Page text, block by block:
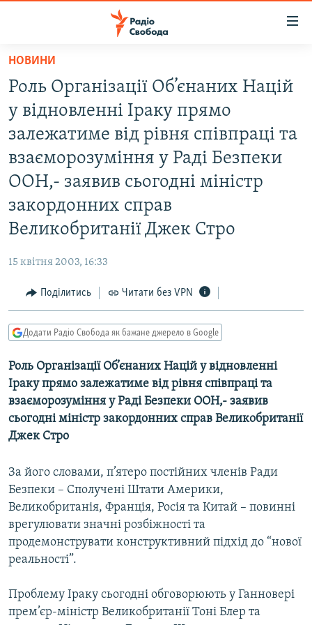
Перейти
основного
матеріалу
Перейти
до
основної
навігації
до
пошуку
ВСЕ ЗА ДОБУ
ЕКОНОМІКА
СУСПІЛЬСТВО
КУЛЬТУРА
СВІТ
РОСІЙСЬКА «ФІЛЬТРАЦІЯ»
ДОНБАС.РЕАЛІЇ
КРИМ.РЕАЛІЇ
КИТАЙ.ВИКЛИКИ
МУЛЬТИМЕДІА
СПЕЦПРОЄКТИ
ПОДКАСТИ
КРИМ РЕАЛІЇ
УКР
КТАТ
ДОЛУЧАЙСЯ!
НОВИНИ
Роль Організації Об’єнаних Націй
у відновленні Іраку прямо
залежатиме від рівня співпраці та
взаєморозуміння у Раді Безпеки
ООН,- заявив сьогодні міністр
закордонних справ
Великобританії Джек Стро
15 квітня 2003, 16:33
Поділитись Читати без VPN
Додати Радіо Свобода як бажане джерело в Google
Роль Організації Об’єнаних Націй у відновленні
Іраку прямо залежатиме від рівня співпраці та
взаєморозуміння у Раді Безпеки ООН,- заявив
сьогодні міністр закордонних справ Великобританії
Джек Стро
За його словами, п’ятеро постійних членів Ради
Безпеки – Сполучені Штати Америки,
Великобританія, Франція, Росія та Китай – повинні
врегулювати значні розбіжності та
продемонструвати конструктивний підхід до “нової
реальності”.
Проблему Іраку сьогодні обговорюють у Ганновері
прем’єр-міністр Великобританії Тоні Блер та